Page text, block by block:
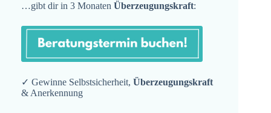
…gibt dir in 3 Monaten Überzeugungskraft:
✓ Gewinne Selbstsicherheit, Überzeugungskraft
& Anerkennung